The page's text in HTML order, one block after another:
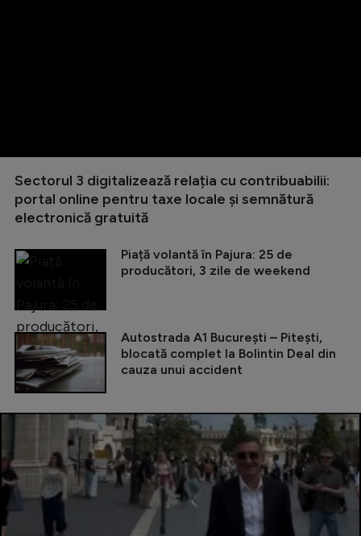
Sectorul 3 digitalizează relația cu contribuabilii:
portal online pentru taxe locale și semnătură
electronică gratuită
Piață volantă în Pajura: 25 de
producători, 3 zile de weekend
Autostrada A1 București – Pitești,
blocată complet la Bolintin Deal din
cauza unui accident